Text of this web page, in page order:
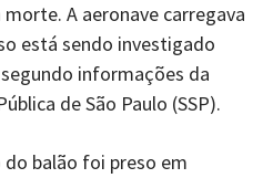
morte. A aeronave carregava
está sendo investigado
informações da
de São Paulo (SSP).
balão foi preso em